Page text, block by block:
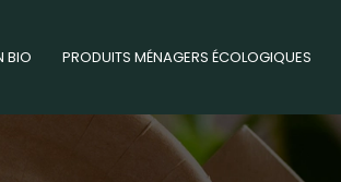
BIO PRODUITS MÉNAGERS ÉCOLOGIQUES